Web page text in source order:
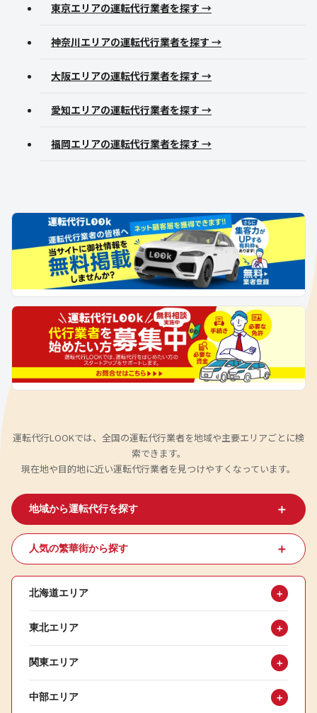
東京エリアの運転代行業者を探す →
神奈川エリアの運転代行業者を探す →
大阪エリアの運転代行業者を探す →
愛知エリアの運転代行業者を探す →
福岡エリアの運転代行業者を探す →
運転代行LOOKでは、全国の運転代行業者を地域や主要エリアごとに検
索できます。
現在地や目的地に近い運転代行業者を見つけやすくなっています。
地域から運転代行を探す ＋
人気の繁華街から探す ＋
北海道エリア ＋
東北エリア ＋
関東エリア ＋
中部エリア ＋